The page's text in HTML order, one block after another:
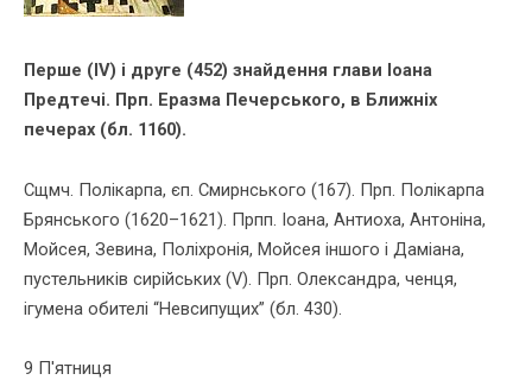
Перше (ІV) і друге (452) знайдення глави Іоана
Предтечі. Прп. Еразма Печерського, в Ближніх
печерах (бл. 1160).
Сщмч. Полікарпа, єп. Смирнського (167). Прп. Полікарпа
Брянського (1620–1621). Прпп. Іоана, Антиоха, Антоніна,
Мойсея, Зевина, Поліхронія, Мойсея іншого і Даміана,
пустельників сирійських (V). Прп. Олександра, ченця,
ігумена обителі “Невсипущих” (бл. 430).
9 П'ятниця